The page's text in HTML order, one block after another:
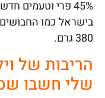
45% פרי וטעמים
380 גרם.
הריבות של
שלי חשבו